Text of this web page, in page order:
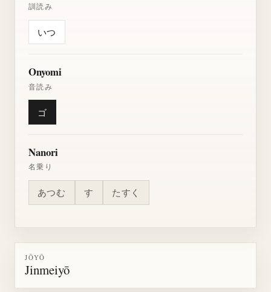
訓読み
いつ
Onyomi
音読み
ゴ
Nanori
名乗り
あつむ す たすく
JŌYŌ
Jinmeiyō